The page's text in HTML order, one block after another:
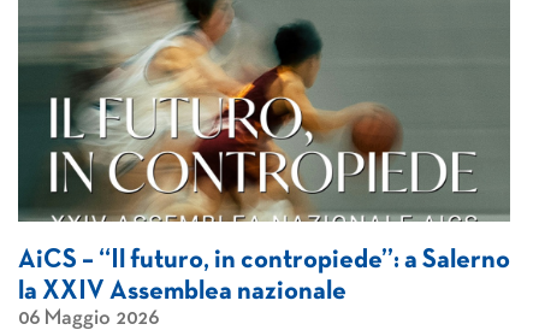
AiCS – “Il futuro, in contropiede”: a Salerno
la XXIV Assemblea nazionale
06 Maggio 2026